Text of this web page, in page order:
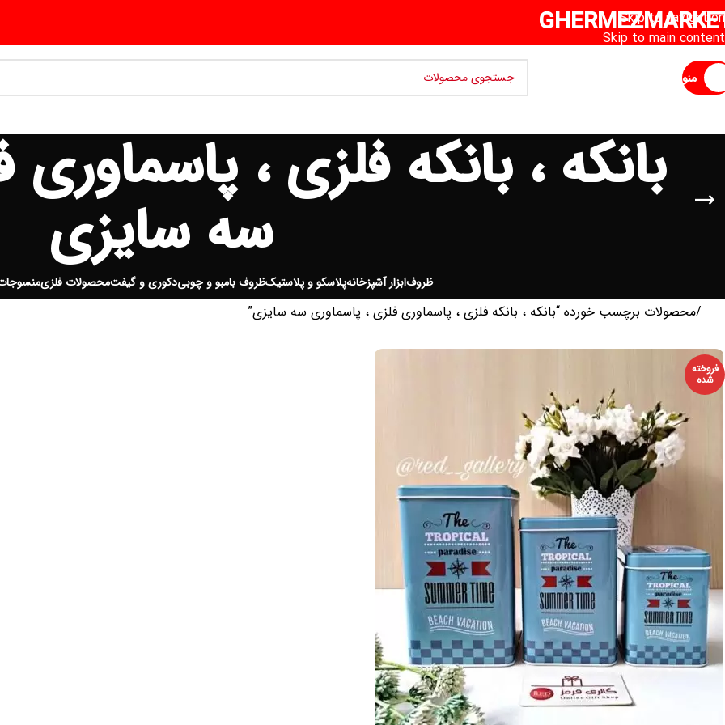
Skip to navigation
Skip to main content
منو
بانکه ، بانکه فلزی ،
سه سایزی
ظروفابزار آشپزخانهپلاسکو و پلاستیکظروف بامبو و چوبیدکوری و گیفتمحصولات فلزی
محصولات برچسب خورده “بانکه ، بانکه فلزی ، پاسماوری فلزی ، پاسماوری سه سایزی”
فروخته
شده